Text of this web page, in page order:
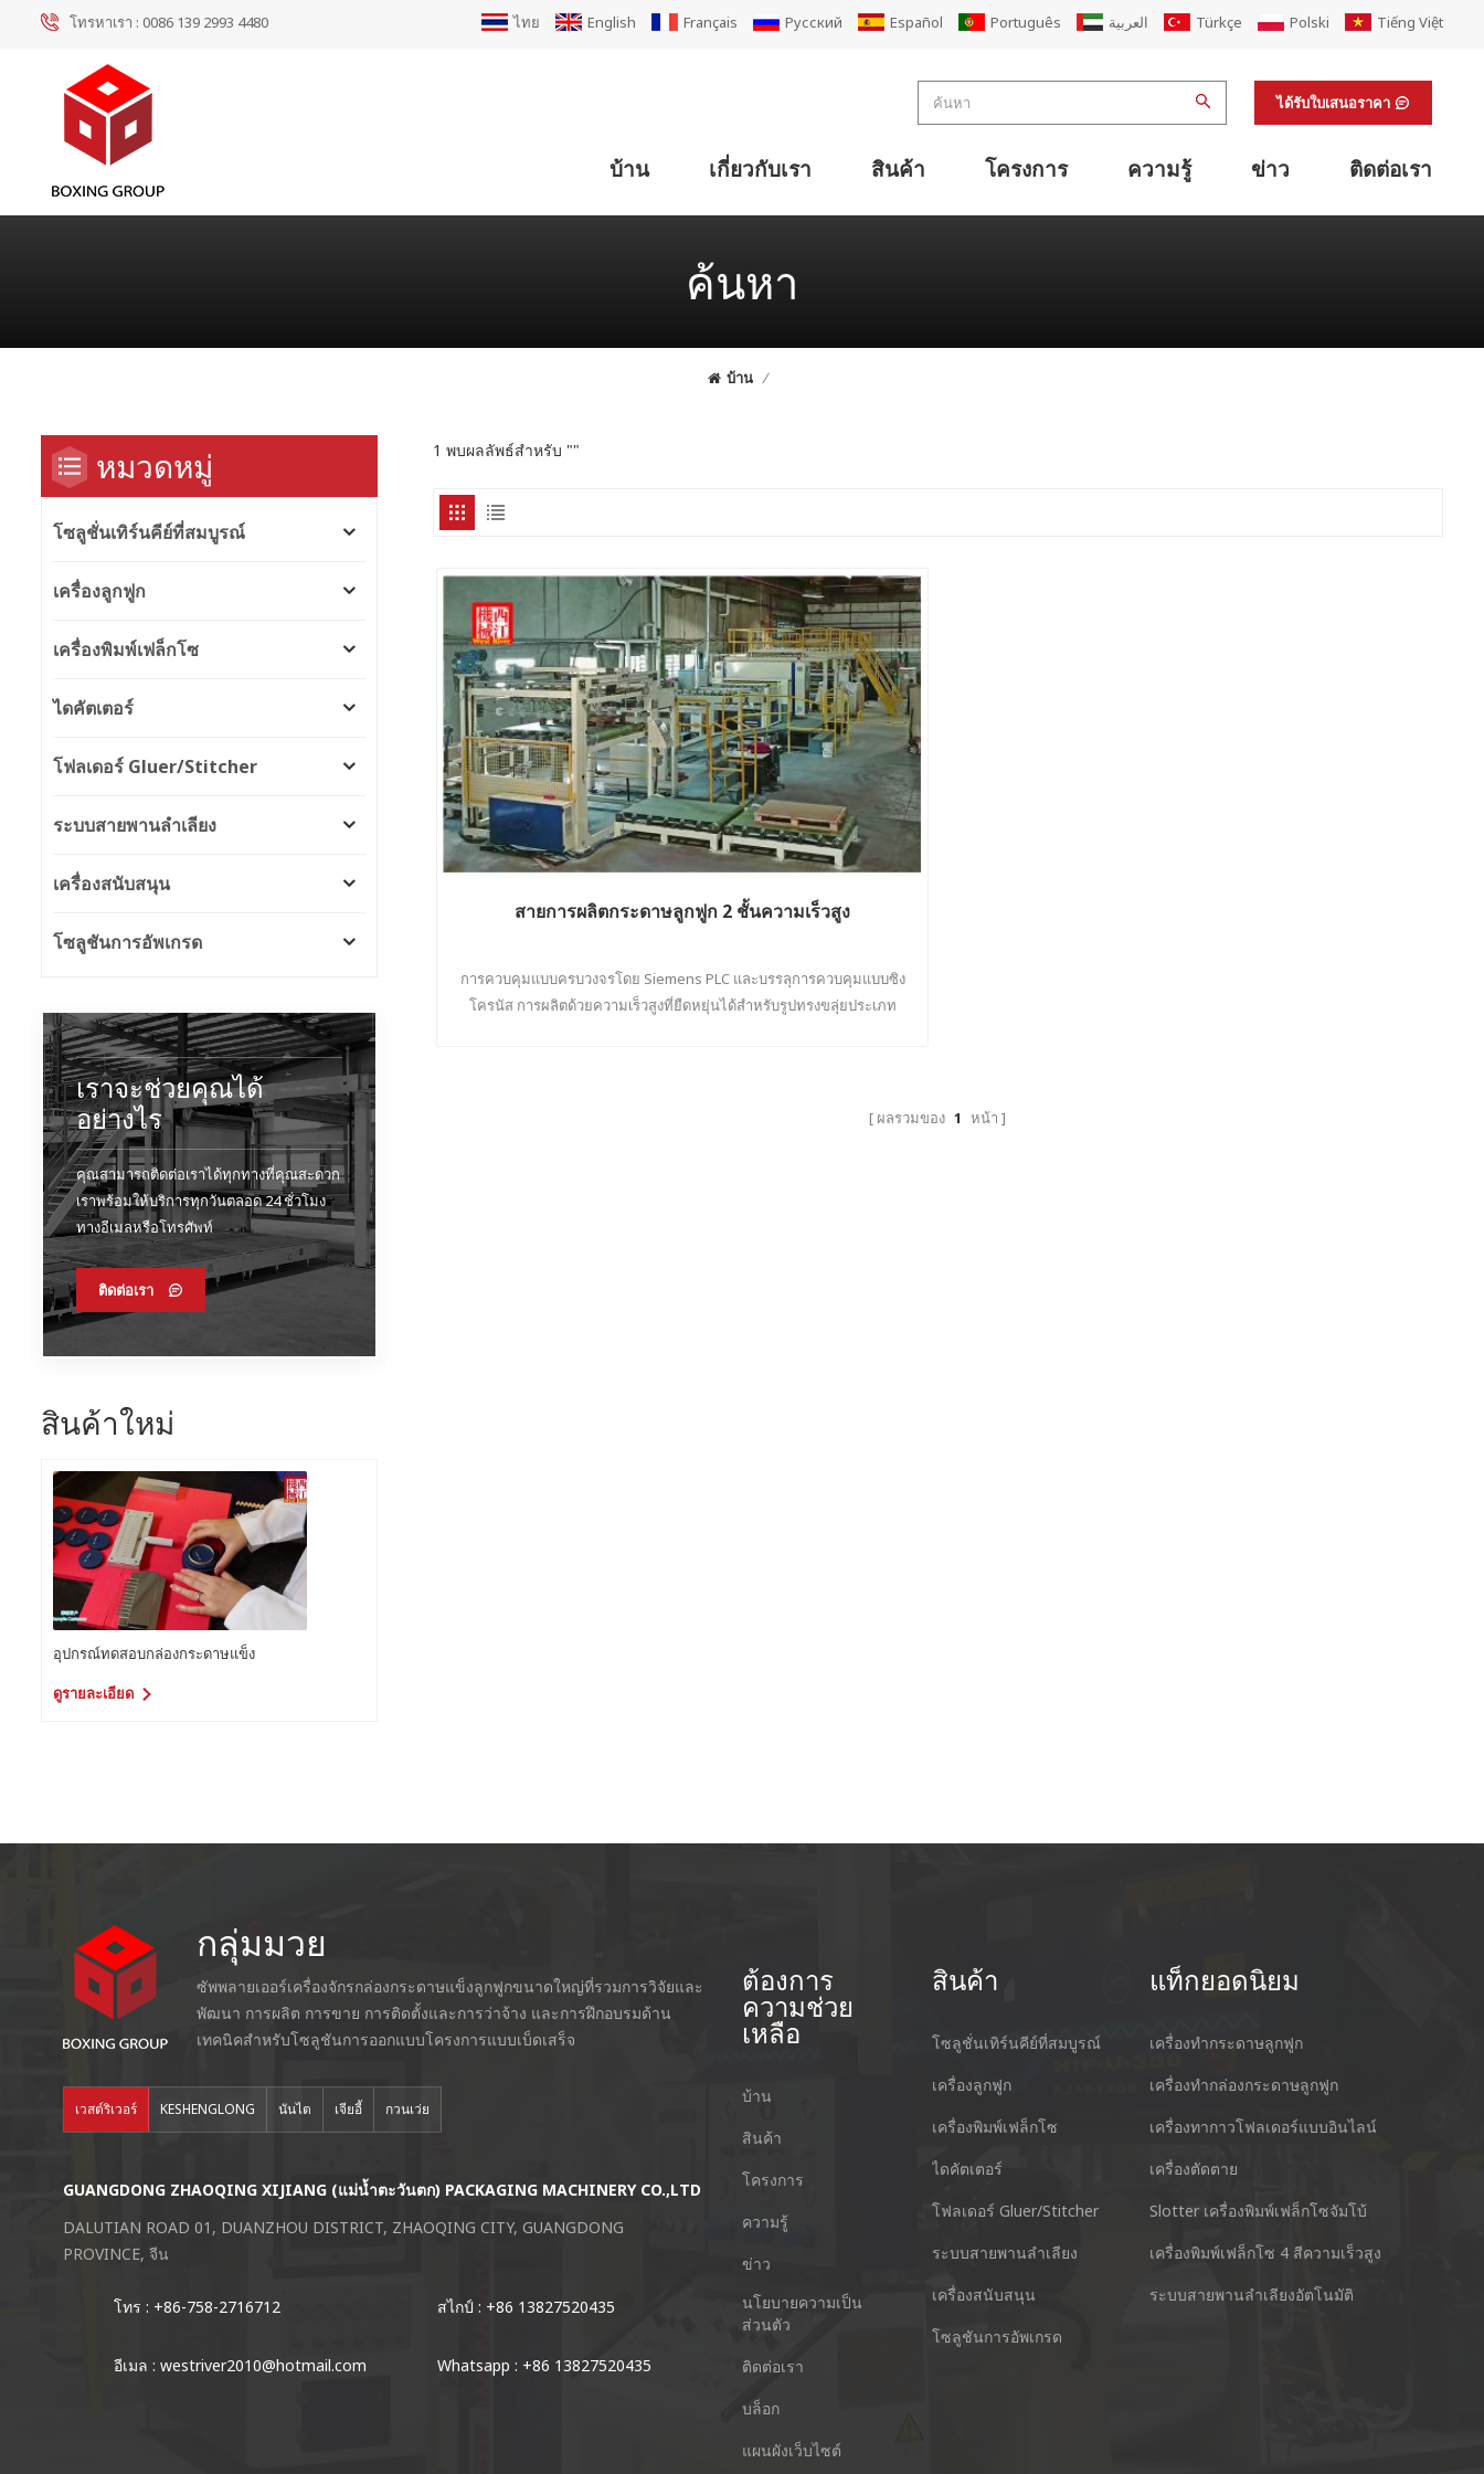
โทรหาเรา : 0086 139 2993 4480 ไทย English Français Русский Español Português العربية Türkçe Polski Tiếng Việt
ได้รับใบเสนอราคา
บ้าน เกี่ยวกับเรา สินค้า โครงการ ความรู้ ข่าว ติดต่อเรา
ค้นหา
บ้าน /
1 พบผลลัพธ์สำหรับ ""
สายการผลิตกระดาษลูกฟูก 2 ชั้นความเร็วสูง
การควบคุมแบบครบวงจรโดย Siemens PLC และบรรลุการควบคุมแบบซิง
โครนัส การผลิตด้วยความเร็วสูงที่ยืดหยุ่นได้สำหรับรูปทรงขลุ่ยประเภท
ผลรวมของ 1 หน้า
หมวดหมู่
โซลูชั่นเทิร์นคีย์ที่สมบูรณ์
เครื่องลูกฟูก
เครื่องพิมพ์เฟล็กโซ
ไดคัตเตอร์
โฟลเดอร์ Gluer/Stitcher
ระบบสายพานลำเลียง
เครื่องสนับสนุน
โซลูชันการอัพเกรด
เราจะช่วยคุณได้
อย่างไร
คุณสามารถติดต่อเราได้ทุกทางที่คุณสะดวก
เราพร้อมให้บริการทุกวันตลอด 24 ชั่วโมง
ทางอีเมลหรือโทรศัพท์
ติดต่อเรา
สินค้าใหม่
อุปกรณ์ทดสอบกล่องกระดาษแข็ง
ดูรายละเอียด
กลุ่มมวย
ซัพพลายเออร์เครื่องจักรกล่องกระดาษแข็งลูกฟูกขนาดใหญ่ที่รวมการวิจัยและ
พัฒนา การผลิต การขาย การติดตั้งและการว่าจ้าง และการฝึกอบรมด้าน
เทคนิคสำหรับโซลูชันการออกแบบโครงการแบบเบ็ดเสร็จ
เวสต์ริเวอร์ KESHENGLONG นันไต เจียอี้ กวนเว่ย
GUANGDONG ZHAOQING XIJIANG (แม่น้ำตะวันตก) PACKAGING MACHINERY CO.,LTD
DALUTIAN ROAD 01, DUANZHOU DISTRICT, ZHAOQING CITY, GUANGDONG
PROVINCE, จีน
โทร : +86-758-2716712 สไกป์ : +86 13827520435
อีเมล : westriver2010@hotmail.com Whatsapp : +86 13827520435
Guangzhou Keshenglong Carton Packing Machine Co.,Ltd.
NO.77 Xieshi Road Zhongcun Town Panyu District Guangzhou Guangdong 511495 ประเทศ
โทร : +86-20-84771416 สไกป์ : +86 13928828361
อีเมล์ : kl@keshenglong.com.cn
ต้องการ
ความช่วย
เหลือ
บ้าน
สินค้า
โครงการ
ความรู้
ข่าว
นโยบายความเป็น
ส่วนตัว
ติดต่อเรา
บล็อก
แผนผังเว็บไซต์
สินค้า
โซลูชั่นเทิร์นคีย์ที่สมบูรณ์
เครื่องลูกฟูก
เครื่องพิมพ์เฟล็กโซ
ไดคัตเตอร์
โฟลเดอร์ Gluer/Stitcher
ระบบสายพานลำเลียง
เครื่องสนับสนุน
โซลูชันการอัพเกรด
แท็กยอดนิยม
เครื่องทำกระดาษลูกฟูก
เครื่องทำกล่องกระดาษลูกฟูก
เครื่องทากาวโฟลเดอร์แบบอินไลน์
เครื่องตัดตาย
Slotter เครื่องพิมพ์เฟล็กโซจัมโบ้
เครื่องพิมพ์เฟล็กโซ 4 สีความเร็วสูง
ระบบสายพานลำเลียงอัตโนมัติ